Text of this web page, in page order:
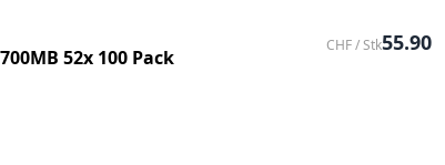
52x 100 Pack
CHF / Stk55.90